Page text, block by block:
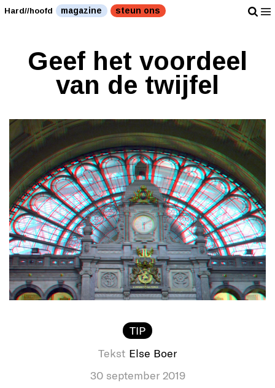
Hard//hoofd magazine steun ons
Geef het voordeel
van de twijfel
TIP
Tekst Else Boer
30 september 2019